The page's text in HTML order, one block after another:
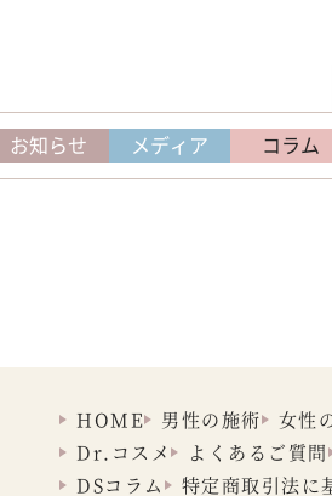
お知らせ メディア コラム
HOME 男性の施術 女性
Dr.コスメ
よくあるご質問
DSコラム
特定商取引法に